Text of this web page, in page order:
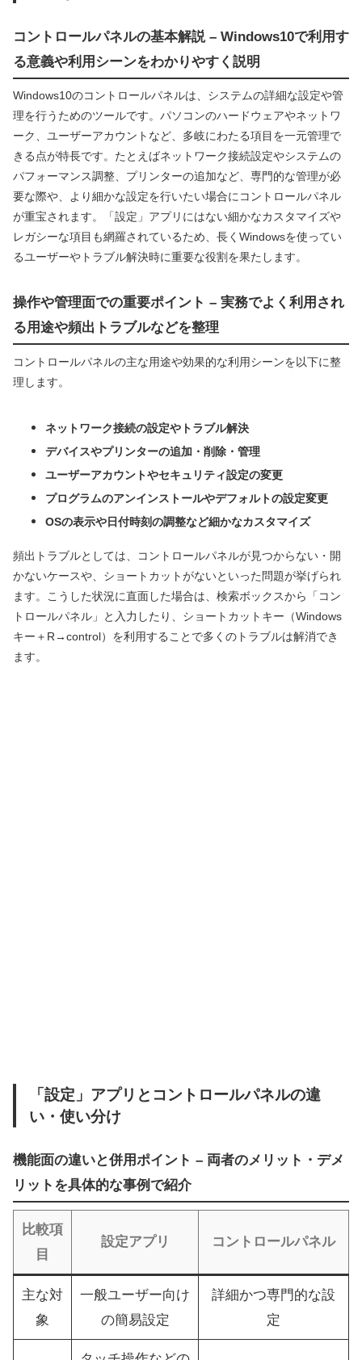
コントロールパネルの基本解説 – Windows10で利用す
る意義や利用シーンをわかりやすく説明
Windows10のコントロールパネルは、システムの詳細な設定や管
理を行うためのツールです。パソコンのハードウェアやネットワ
ーク、ユーザーアカウントなど、多岐にわたる項目を一元管理で
きる点が特長です。たとえばネットワーク接続設定やシステムの
パフォーマンス調整、プリンターの追加など、専門的な管理が必
要な際や、より細かな設定を行いたい場合にコントロールパネル
が重宝されます。「設定」アプリにはない細かなカスタマイズや
レガシーな項目も網羅されているため、長くWindowsを使ってい
るユーザーやトラブル解決時に重要な役割を果たします。
操作や管理面での重要ポイント – 実務でよく利用され
る用途や頻出トラブルなどを整理
コントロールパネルの主な用途や効果的な利用シーンを以下に整
理します。
ネットワーク接続の設定やトラブル解決
デバイスやプリンターの追加・削除・管理
ユーザーアカウントやセキュリティ設定の変更
プログラムのアンインストールやデフォルトの設定変更
OSの表示や日付時刻の調整など細かなカスタマイズ
頻出トラブルとしては、コントロールパネルが見つからない・開
かないケースや、ショートカットがないといった問題が挙げられ
ます。こうした状況に直面した場合は、検索ボックスから「コン
トロールパネル」と入力したり、ショートカットキー（Windows
キー＋R→control）を利用することで多くのトラブルは解消でき
ます。
「設定」アプリとコントロールパネルの違
い・使い分け
機能面の違いと併用ポイント – 両者のメリット・デメ
リットを具体的な事例で紹介
比較項
目
設定アプリ コントロールパネル
主な対
象
一般ユーザー向け
の簡易設定
詳細かつ専門的な設
定